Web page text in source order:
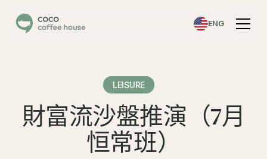
ENG
LEISURE
財富流沙盤推演（7月
恒常班）